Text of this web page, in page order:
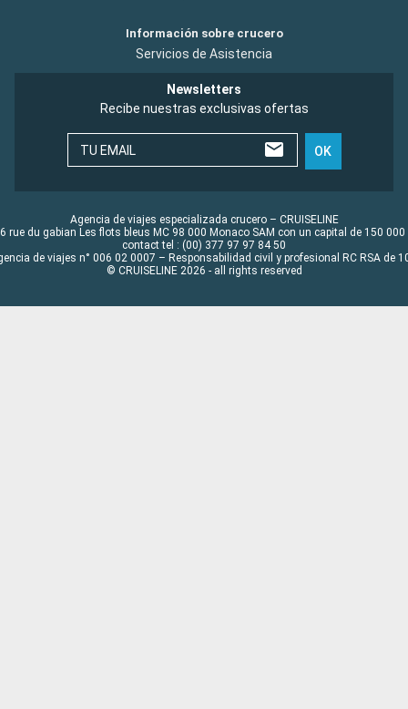
Información sobre crucero
Servicios de Asistencia
Newsletters
Recibe nuestras exclusivas ofertas
TU EMAIL OK
Agencia de viajes especializada crucero – CRUISELINE
rue du gabian Les flots bleus MC 98 000 Monaco SAM con un capital de 150 000
contact tel : (00) 377 97 97 84 50
de viajes n° 006 02 0007 – Responsabilidad civil y profesional RC RSA de
© CRUISELINE 2026 - all rights reserved